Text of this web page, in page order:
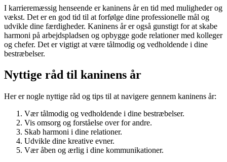
I karrieremæssig henseende er kaninens år en tid med muligheder og
vækst. Det er en god tid til at forfølge dine professionelle mål og
udvikle dine færdigheder. Kaninens år er også gunstigt for at skabe
harmoni på arbejdspladsen og opbygge gode relationer med kolleger
og chefer. Det er vigtigt at være tålmodig og vedholdende i dine
bestræbelser.
Nyttige råd til kaninens år
Her er nogle nyttige råd og tips til at navigere gennem kaninens år:
Vær tålmodig og vedholdende i dine bestræbelser.
Vis omsorg og forståelse over for andre.
Skab harmoni i dine relationer.
Udvikle dine kreative evner.
Vær åben og ærlig i dine kommunikationer.